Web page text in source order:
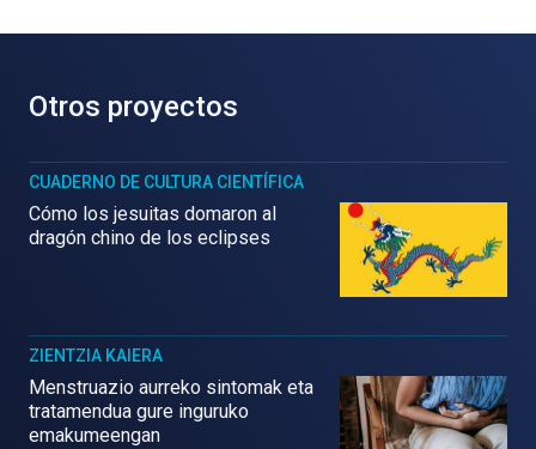
Otros proyectos
CUADERNO DE CULTURA CIENTÍFICA
Cómo los jesuitas domaron al
dragón chino de los eclipses
ZIENTZIA KAIERA
Menstruazio aurreko sintomak eta
tratamendua gure inguruko
emakumeengan